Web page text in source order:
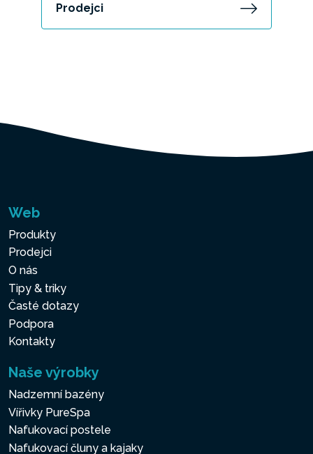
Prodejci
Web
Produkty
Prodejci
O nás
Tipy & triky
Časté dotazy
Podpora
Kontakty
Naše výrobky
Nadzemní bazény
Vířivky PureSpa
Nafukovací postele
Nafukovací čluny a kajaky